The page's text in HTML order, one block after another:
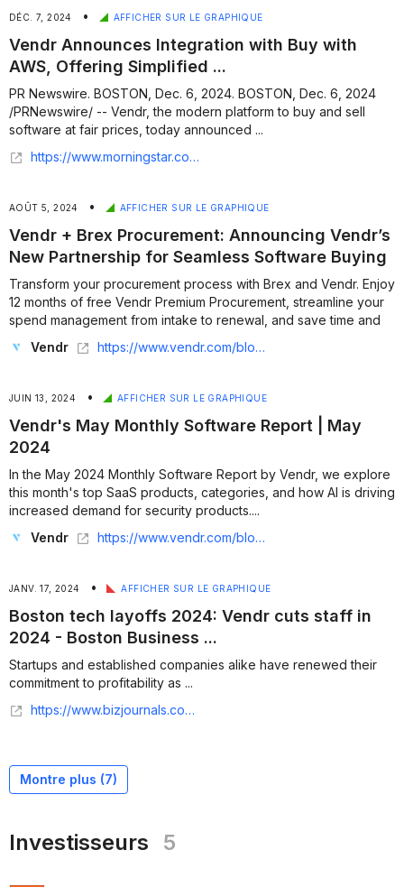
DÉC. 7, 2024 • AFFICHER SUR LE GRAPHIQUE
Vendr Announces Integration with Buy with
AWS, Offering Simplified ...
PR Newswire. BOSTON, Dec. 6, 2024. BOSTON, Dec. 6, 2024
/PRNewswire/ -- Vendr, the modern platform to buy and sell
software at fair prices, today announced ...
https://www.morningstar.com/news/pr-newswire/20241206ne73973/vendr-announces-integration-with-buy-with-aws-offering-simplified-procurement-for-aws-customers
AOÛT 5, 2024 • AFFICHER SUR LE GRAPHIQUE
Vendr + Brex Procurement: Announcing Vendr’s
New Partnership for Seamless Software Buying
Transform your procurement process with Brex and Vendr. Enjoy
12 months of free Vendr Premium Procurement, streamline your
spend management from intake to renewal, and save time and
Vendr https://www.vendr.com/blog/vendr-new-partnership-with-brex
JUIN 13, 2024 • AFFICHER SUR LE GRAPHIQUE
Vendr's May Monthly Software Report | May
2024
In the May 2024 Monthly Software Report by Vendr, we explore
this month's top SaaS products, categories, and how Al is driving
increased demand for security products....
Vendr
https://www.vendr.com/blog/introducing-the-monthly-software-report-by-vendr
JANV. 17, 2024 • AFFICHER SUR LE GRAPHIQUE
Boston tech layoffs 2024: Vendr cuts staff in
2024 - Boston Business ...
Startups and established companies alike have renewed their
commitment to profitability as ...
https://www.bizjournals.com/boston/news/2024/01/16/vendr-cuts-staff-unicorn-software-boston.html
Montre plus (7)
Investisseurs 5